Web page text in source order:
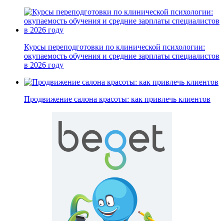
Курсы переподготовки по клинической психологии:
окупаемость обучения и средние зарплаты специалистов
в 2026 году
Продвижение салона красоты: как привлечь клиентов